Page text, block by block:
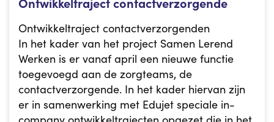
Ontwikkeltraject contactverzorgenden
In het kader van het project Samen Lerend
Werken is er vanaf april een nieuwe functie
toegevoegd aan de zorgteams, de
contactverzorgende. In het kader hiervan zijn
er in samenwerking met Edujet speciale in-